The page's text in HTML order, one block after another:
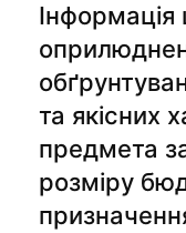
та якісних
предмета
розміру